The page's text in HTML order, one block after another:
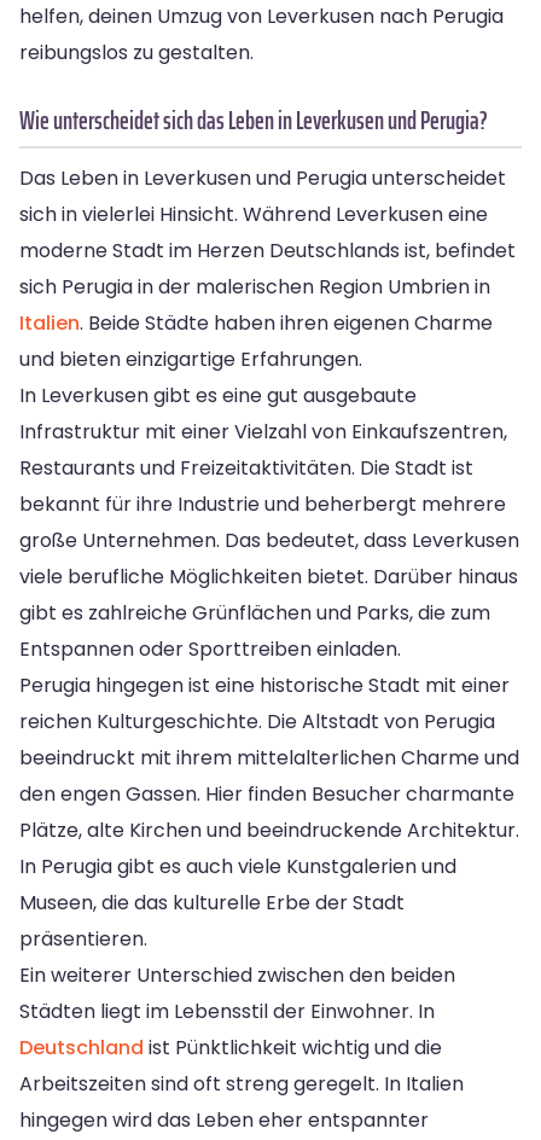
helfen, deinen Umzug von Leverkusen nach Perugia
reibungslos zu gestalten.
Wie unterscheidet sich das Leben in Leverkusen und Perugia?
Das Leben in Leverkusen und Perugia unterscheidet
sich in vielerlei Hinsicht. Während Leverkusen eine
moderne Stadt im Herzen Deutschlands ist, befindet
sich Perugia in der malerischen Region Umbrien in
Italien. Beide Städte haben ihren eigenen Charme
und bieten einzigartige Erfahrungen.
In Leverkusen gibt es eine gut ausgebaute
Infrastruktur mit einer Vielzahl von Einkaufszentren,
Restaurants und Freizeitaktivitäten. Die Stadt ist
bekannt für ihre Industrie und beherbergt mehrere
große Unternehmen. Das bedeutet, dass Leverkusen
viele berufliche Möglichkeiten bietet. Darüber hinaus
gibt es zahlreiche Grünflächen und Parks, die zum
Entspannen oder Sporttreiben einladen.
Perugia hingegen ist eine historische Stadt mit einer
reichen Kulturgeschichte. Die Altstadt von Perugia
beeindruckt mit ihrem mittelalterlichen Charme und
den engen Gassen. Hier finden Besucher charmante
Plätze, alte Kirchen und beeindruckende Architektur.
In Perugia gibt es auch viele Kunstgalerien und
Museen, die das kulturelle Erbe der Stadt
präsentieren.
Ein weiterer Unterschied zwischen den beiden
Städten liegt im Lebensstil der Einwohner. In
Deutschland ist Pünktlichkeit wichtig und die
Arbeitszeiten sind oft streng geregelt. In Italien
hingegen wird das Leben eher entspannter